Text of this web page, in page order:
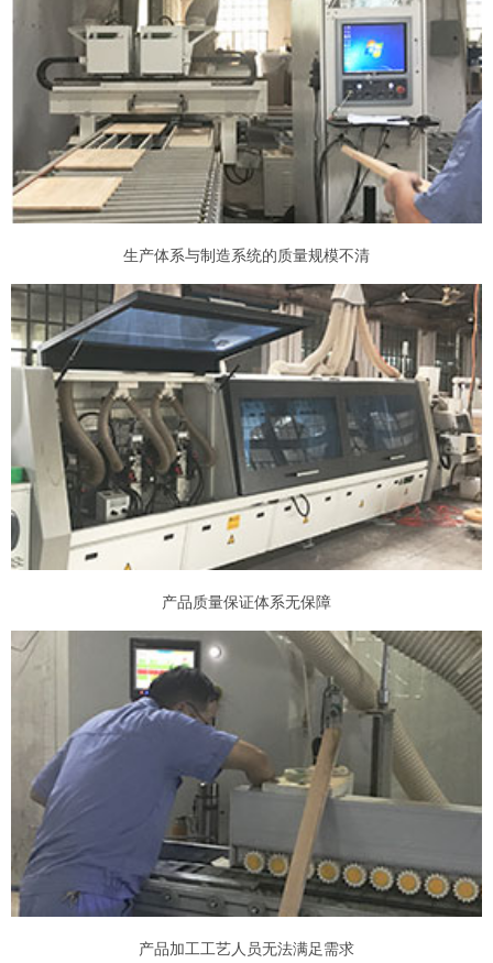
生产体系与制造系统的质量规模不清
产品质量保证体系无保障
产品加工工艺人员无法满足需求